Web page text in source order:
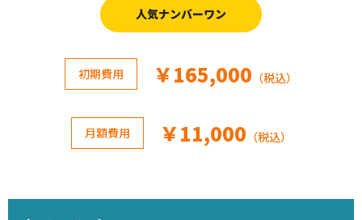
人気ナンバーワン
初期費用 ￥165,000 （税込）
月額費用 ￥11,000 （税込）